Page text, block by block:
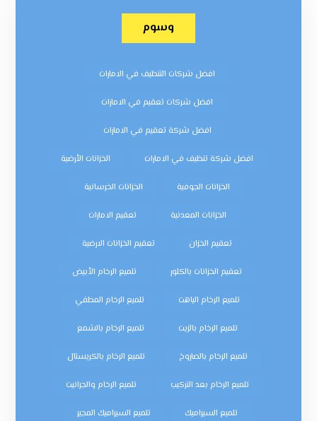
وسوم
افضل شركات التنظيف في الامارات
افضل شركات تعقيم في الامارات
افضل شركة تعقيم في الامارات
افضل شركة تنظيف في الامارات الخزانات الأرضية
الخزانات الجوفية الخزانات الخرسانية
الخزانات المعدنية تعقيم الامارات
تعقيم الخزان تعقيم الخزانات الارضية
تعقيم الخزانات بالكلور تلميع الرخام الأبيض
تلميع الرخام الباهت تلميع الرخام المطفي
تلميع الرخام بالزيت تلميع الرخام بالشمع
تلميع الرخام بالصاروخ تلميع الرخام بالكريستال
تلميع الرخام بعد التركيب تلميع الرخام والجرانيت
تلميع السيراميك تلميع السيراميك المجير